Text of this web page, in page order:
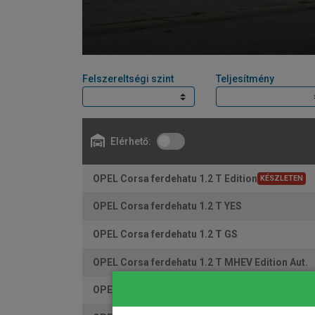
Felszereltségi szint Teljesítmény
Elérhető:
OPEL Corsa ferdehatu 1.2 T Edition KÉSZLETEN
OPEL Corsa ferdehatu 1.2 T YES
OPEL Corsa ferdehatu 1.2 T GS
OPEL Corsa ferdehatu 1.2 T MHEV Edition Aut.
OPEL Corsa ferdehatu 1.2 T MHEV YES Aut.